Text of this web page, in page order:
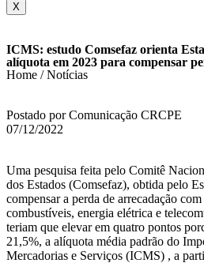
X
ICMS: estudo Comsefaz orienta
alíquota em 2023 para compensar
Home / Notícias
Postado por Comunicação CRCPE
07/12/2022
Uma pesquisa feita pelo Comitê
dos Estados (Comsefaz), obtida pelo
compensar a perda de arrecadação
combustíveis, energia elétrica e
teriam que elevar em quatro pontos
21,5%, a alíquota média padrão do
Mercadorias e Serviços (ICMS) , a